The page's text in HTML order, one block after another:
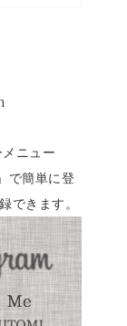
ニュー
で簡単に登
きます。